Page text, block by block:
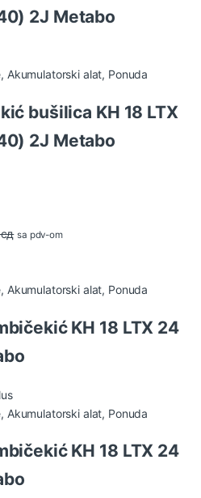
2J Metabo
, Akumulatorski alat, Ponuda
bušilica KH 18 LTX
2J Metabo
sa pdv-om
, Akumulatorski alat, Ponuda
KH 18 LTX 24
, Akumulatorski alat, Ponuda
KH 18 LTX 24